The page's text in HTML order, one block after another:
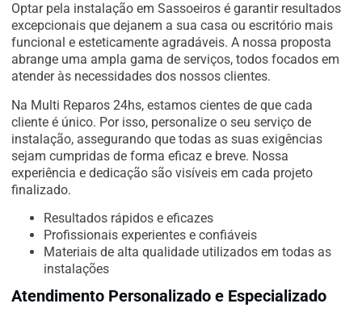
Optar pela instalação em Sassoeiros é garantir resultados
excepcionais que dejanem a sua casa ou escritório mais
funcional e esteticamente agradáveis. A nossa proposta
abrange uma ampla gama de serviços, todos focados em
atender às necessidades dos nossos clientes.
Na Multi Reparos 24hs, estamos cientes de que cada
cliente é único. Por isso, personalize o seu serviço de
instalação, assegurando que todas as suas exigências
sejam cumpridas de forma eficaz e breve. Nossa
experiência e dedicação são visíveis em cada projeto
finalizado.
Resultados rápidos e eficazes
Profissionais experientes e confiáveis
Materiais de alta qualidade utilizados em todas as
instalações
Atendimento Personalizado e Especializado